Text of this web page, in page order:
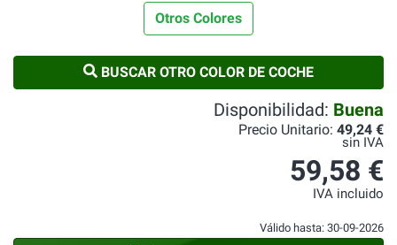
Otros Colores
BUSCAR OTRO COLOR DE COCHE
Disponibilidad: Buena
Precio Unitario: 49,24 €
sin IVA
59,58 €
IVA incluido
Válido hasta: 30-09-2026